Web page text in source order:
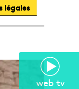
web tv
légales